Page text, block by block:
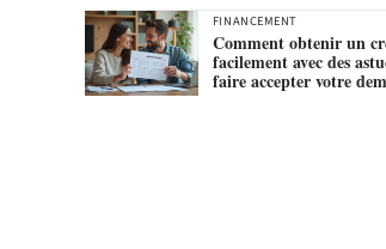
FINANCEMENT
Comment obtenir un
facilement avec des
faire accepter votre